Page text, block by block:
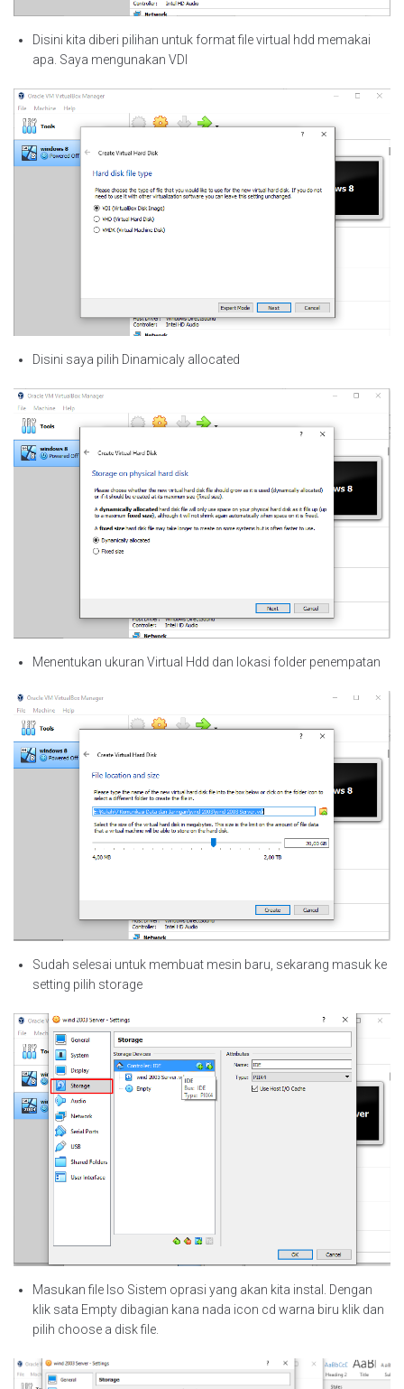
Disini kita diberi pilihan untuk format file virtual hdd memakai
apa. Saya mengunakan VDI
Disini saya pilih Dinamicaly allocated
Menentukan ukuran Virtual Hdd dan lokasi folder penempatan
Sudah selesai untuk membuat mesin baru, sekarang masuk ke
setting pilih storage
Masukan file Iso Sistem oprasi yang akan kita instal. Dengan
klik sata Empty dibagian kana nada icon cd warna biru klik dan
pilih choose a disk file.